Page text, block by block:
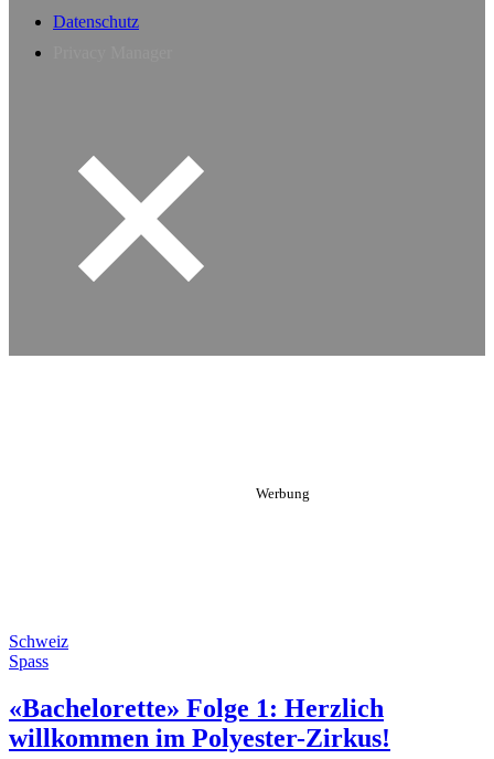
Datenschutz
Schweiz
Spass
«Bachelorette» Folge 1: Herzlich
willkommen im Polyester-Zirkus!